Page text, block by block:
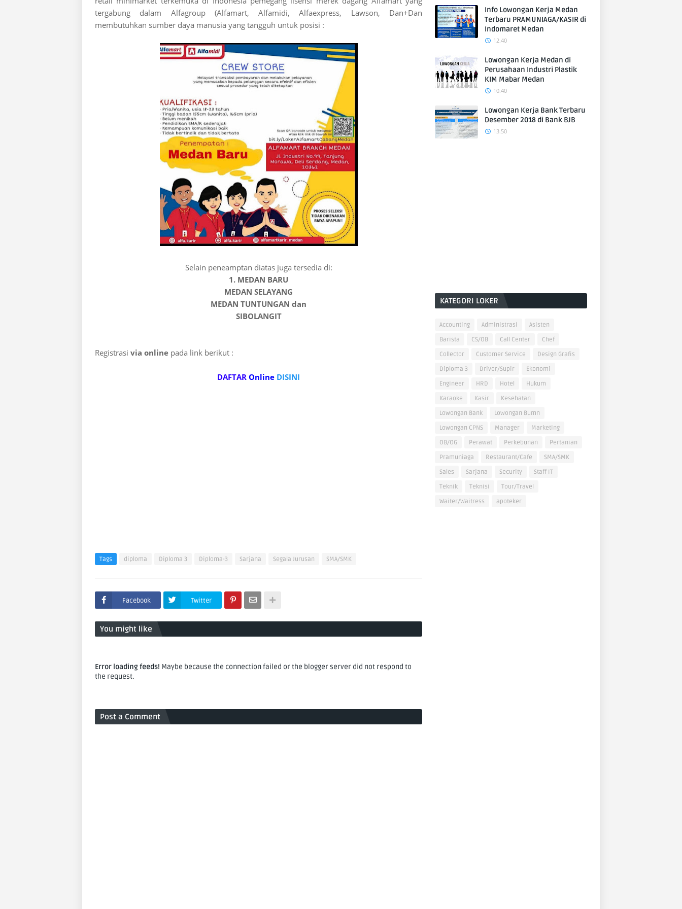
tergabung dalam Alfagroup (Alfamart, Alfamidi, Alfaexpress, Lawson, Dan+Dan
membutuhkan sumber daya manusia yang tangguh untuk posisi :
Selain peneamptan diatas juga tersedia di:
1. MEDAN BARU
MEDAN SELAYANG
MEDAN TUNTUNGAN dan
SIBOLANGIT
Registrasi via online pada link berikut :
DAFTAR Online DISINI
Tags diploma Diploma 3 Diploma-3 Sarjana Segala Jurusan SMA/SMK
Facebook Twitter
You might like
Error loading feeds! Maybe because the connection failed or the blogger server did not respond to
the request.
Post a Comment
Info Lowongan Kerja Medan
Terbaru PRAMUNIAGA/KASIR di
Indomaret Medan
12.40
Lowongan Kerja Medan di
Perusahaan Industri Plastik
KIM Mabar Medan
10.40
Lowongan Kerja Bank Terbaru
Desember 2018 di Bank BJB
13.50
KATEGORI LOKER
Accounting Administrasi
Asisten
Barista
CS/OB Call Center
Chef
Collector
Customer Service
Design Grafis
Diploma 3
Driver/Supir
Ekonomi
Engineer
HRD Hotel
Hukum
Karaoke
Kasir
Kesehatan
Lowongan Bank
Lowongan Bumn
Lowongan CPNS
Manager
Marketing
OB/OG
Perawat Perkebunan
Pertanian
Pramuniaga
Restaurant/Cafe
SMA/SMK
Sales
Sarjana Security
Staff IT
Teknik
Teknisi
Tour/Travel
Waiter/Waitress
apoteker